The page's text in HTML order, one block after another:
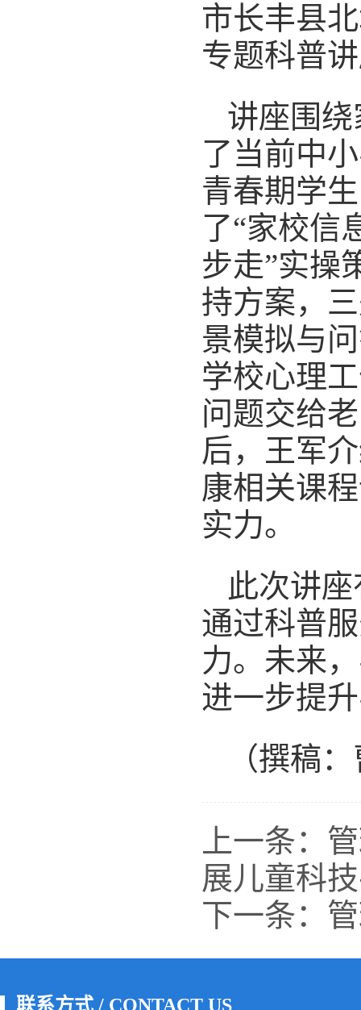
市长丰县
专题科普
讲座围
了当前中
青春期学
了“家校信
步走”实操
持方案，
景模拟与
学校心理
问题交给
后，王军
康相关课
实力。
此次讲
通过科普
力。未来
进一步提
（撰稿
上一条：
展儿童科
下一条：
联系方式 / CONTACT US